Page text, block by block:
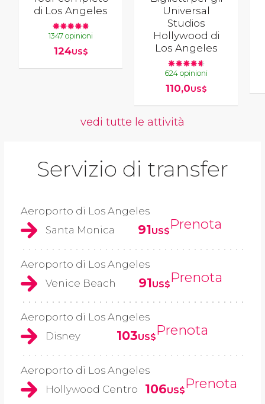
di Los Angeles
1347 opinioni
124US$
Universal
Studios
Hollywood di
Los Angeles
624 opinioni
110,0US$
vedi tutte le attività
Servizio di transfer
Aeroporto di Los Angeles
Santa Monica
91US$Prenota
Aeroporto di Los Angeles
Venice Beach
91US$Prenota
Aeroporto di Los Angeles
Disney
103US$Prenota
Aeroporto di Los Angeles
Hollywood Centro
106US$Prenota